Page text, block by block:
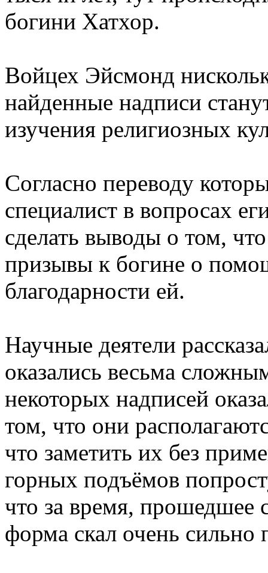
богини Хатхор.
Войцех Эйсмонд
найденные надписи
изучения религиозных
Согласно переводу
специалист в вопросах
сделать выводы о том,
призывы к богине о
благодарности ей.
Научные деятели
оказались весьма
некоторых надписей
том, что они
что заметить их без
горных подъёмов
что за время, прошедшее
форма скал очень сильно